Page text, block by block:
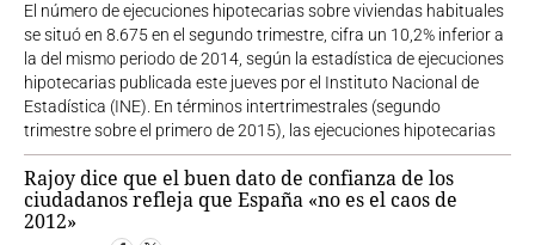
El número de ejecuciones hipotecarias sobre viviendas habituales
se situó en 8.675 en el segundo trimestre, cifra un 10,2% inferior a
la del mismo periodo de 2014, según la estadística de ejecuciones
hipotecarias publicada este jueves por el Instituto Nacional de
Estadística (INE). En términos intertrimestrales (segundo
trimestre sobre el primero de 2015), las ejecuciones hipotecarias
Rajoy dice que el buen dato de confianza de los
ciudadanos refleja que España «no es el caos de
2012»